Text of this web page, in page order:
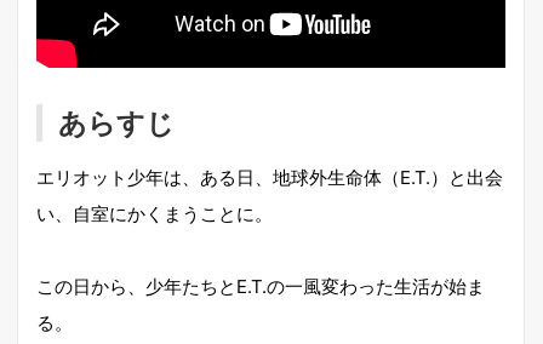
あらすじ
エリオット少年は、ある日、地球外生命体（E.T.）と出会
い、自室にかくまうことに。
この日から、少年たちとE.T.の一風変わった生活が始ま
る。